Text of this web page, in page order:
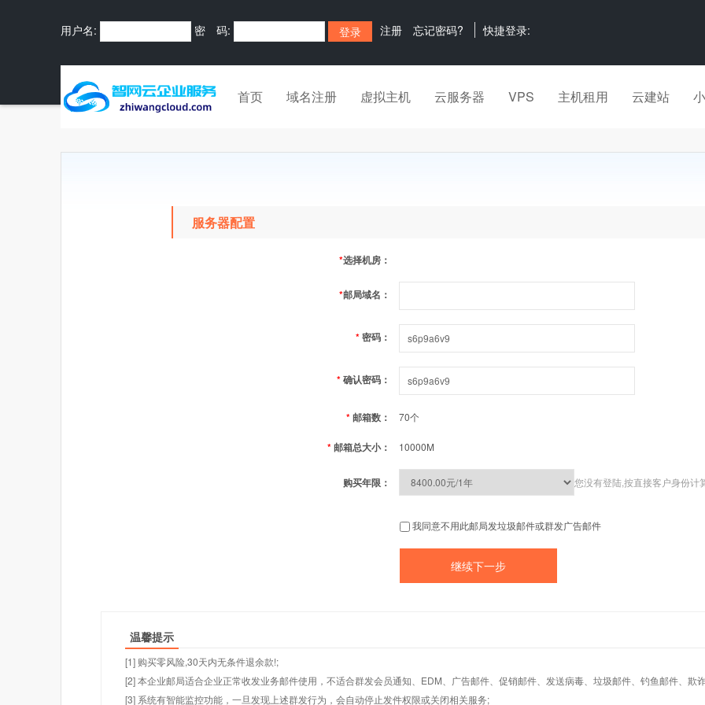
用户名: 密 码: 注册 忘记密码? 快捷登录:
首页 域名注册 虚拟主机 云服务器 VPS 主机租用 云建站
服务器配置
*选择机房：
*邮局域名：
*密码：
*确认密码：
*邮箱数： 70个
*邮箱总大小： 10000M
购买年限： 您没有登陆,按直接客户身份计
我同意不用此邮局发垃圾邮件或群发广告邮件
温馨提示
[1] 购买零风险,30天内无条件退余款!;
[2] 本企业邮局适合企业正常收发业务邮件使用，不适合群发会员通知、EDM、广告邮件、促销邮件、发送病毒、垃圾邮件、钓鱼邮件、欺
[3] 系统有智能监控功能，一旦发现上述群发行为，会自动停止发件权限或关闭相关服务;